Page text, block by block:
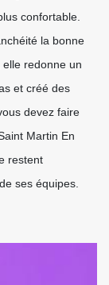
confortable.
la bonne
elle redonne un
et créé des
devez faire
Martin En
restent
ses équipes.